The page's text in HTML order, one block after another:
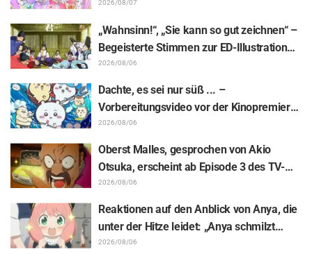
den Bericht der Synchronsprecherin Nao
Tōyama vom Besuch der Dream Stage zu
„Star Detective Precure!“ mit: „Das sind ja
zwei Arcanas!“
2026/08/07
„Wahnsinn!“, „Sie kann so gut zeichnen“ –
Begeisterte Stimmen zur ED-Illustration
von Asaki Yuikawa, der Sprecherin der
Hauptfigur aus „The Elusive Samurai“, für
Episode 13
2026/08/06
Dachte, es sei nur süß ... –
Vorbereitungsvideo vor der Kinopremiere
von „Chiikawa“ sorgt mit überraschender
Kluft für Erstaunen: „Härter als gedacht“,
„Es geht nur um Arbeit“
2026/08/06
Oberst Malles, gesprochen von Akio
Otsuka, erscheint ab Episode 3 des TV-
Animes „The Ghost in the Shell“! Cast-
Kommentar & Endcard enthüllt
2026/08/06
Reaktionen auf den Anblick von Anya, die
unter der Hitze leidet: „Anya schmilzt
dahin“ – „SPY x FAMILY“-
2026/08/06